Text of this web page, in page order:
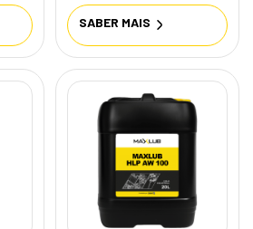
SABER MAIS